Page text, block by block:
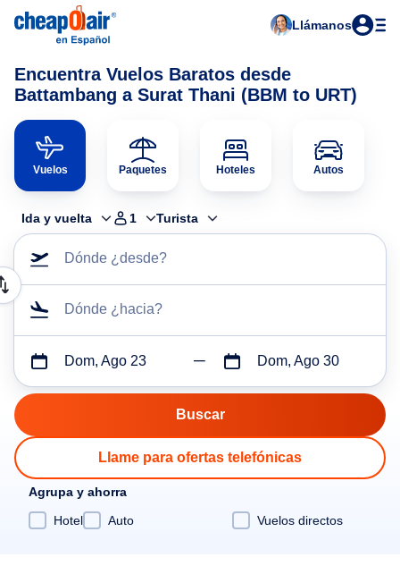
Llámanos
Encuentra Vuelos Baratos desde
Battambang a Surat Thani (BBM to URT)
Vuelos Paquetes Hoteles Autos
Ida y vuelta 1 Turista
Dónde ¿desde?
Dónde ¿hacia?
Dom, Ago 23 Dom, Ago 30
Llame para ofertas telefónicas
Agrupa y ahorra
Hotel
Auto Vuelos directos